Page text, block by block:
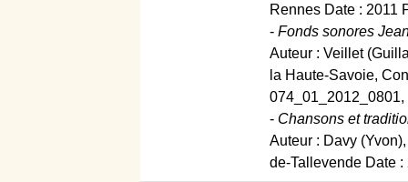
Rennes Date : 2011
- Fonds sonores
Auteur : Veillet
la Haute-Savoie,
074_01_2012_0801,
- Chansons et
Auteur : Davy
de-Tallevende Date